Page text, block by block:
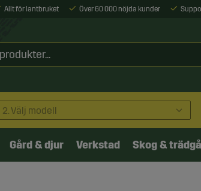
Allt för lantbruket Över 60 000 nöjda kunder
2. Välj modell
Gård & djur Verkstad Skog &